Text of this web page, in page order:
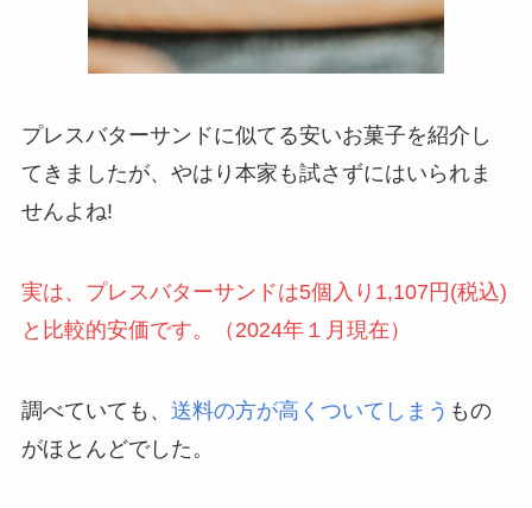
プレスバターサンドに似てる安いお菓子を紹介し
てきましたが、やはり本家も試さずにはいられま
せんよね!
実は、プレスバターサンドは5個入り1,107円(税込)
と比較的安価です。（2024年１月現在）
調べていても、 送料の方が高くついてしまう もの
がほとんどでした。